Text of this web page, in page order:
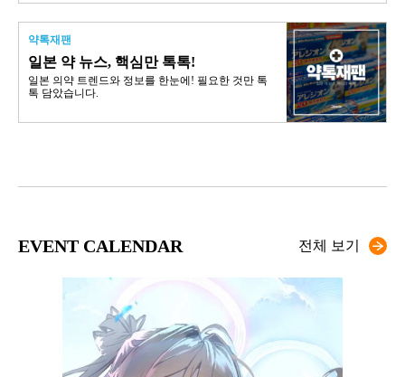
약톡재팬
일본 약 뉴스, 핵심만 톡톡!
일본 의약 트렌드와 정보를 한눈에! 필요한 것만 톡
톡 담았습니다.
EVENT CALENDAR 전체 보기